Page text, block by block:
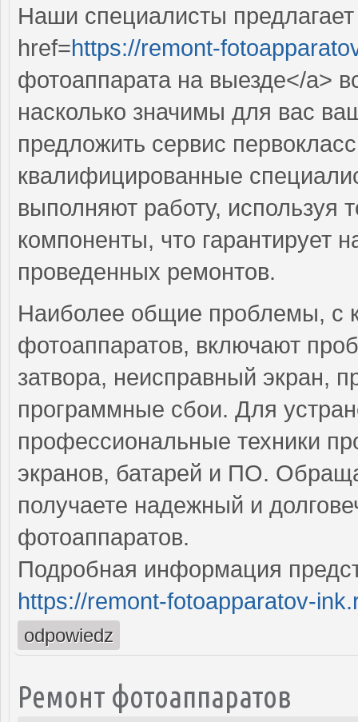
Наши специалисты
href=https://remont-
фотоаппарата на выезде</a>
насколько значимы для вас
предложить сервис
квалифицированные
выполняют работу, используя
компоненты, что гарантирует
проведенных ремонтов.
Наиболее общие проблемы, с
фотоаппаратов, включают
затвора, неисправный экран,
программные сбои. Для
профессиональные техники
экранов, батарей и ПО.
получаете надежный и
фотоаппаратов.
Подробная информация
https://remont-fotoapparatov-
odpowiedz
Ремонт фотоаппаратов